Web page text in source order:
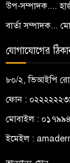
উপ-সম্পাদক....
বার্তা সম্পাদক...
যোগাযোগের
৮০/২, ভিআইপি
ফোন :
মোবাইল :
ইমেইল :